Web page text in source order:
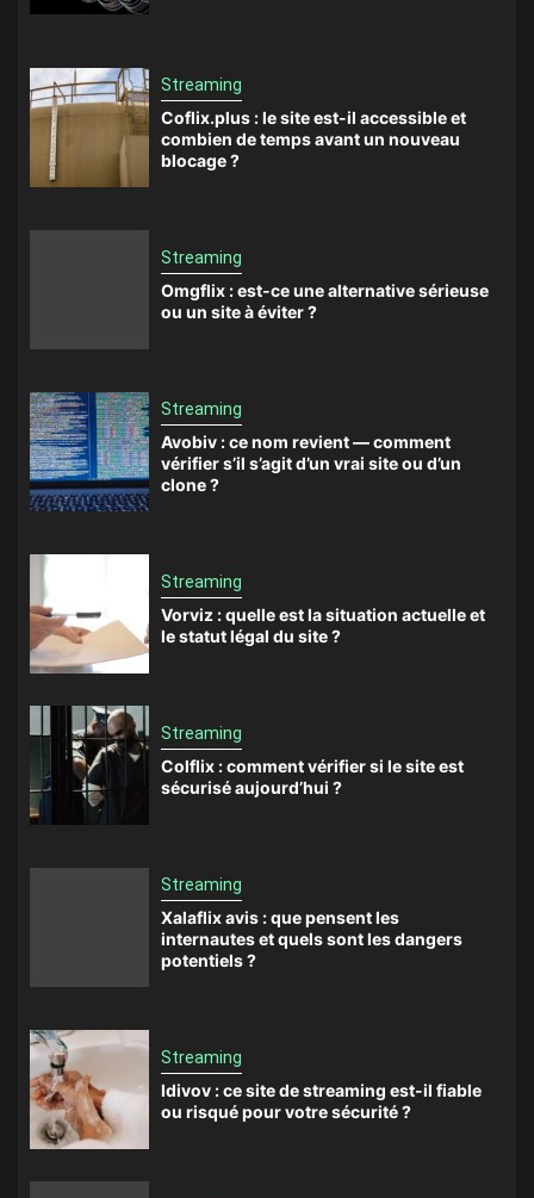
Streaming
Coflix.plus : le site est-il accessible et
combien de temps avant un nouveau
blocage ?
Streaming
Omgflix : est-ce une alternative sérieuse
ou un site à éviter ?
Streaming
Avobiv : ce nom revient — comment
vérifier s’il s’agit d’un vrai site ou d’un
clone ?
Streaming
Vorviz : quelle est la situation actuelle et
le statut légal du site ?
Streaming
Colflix : comment vérifier si le site est
sécurisé aujourd’hui ?
Streaming
Xalaflix avis : que pensent les
internautes et quels sont les dangers
potentiels ?
Streaming
Idivov : ce site de streaming est-il fiable
ou risqué pour votre sécurité ?